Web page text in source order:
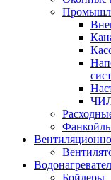
Бойлеры